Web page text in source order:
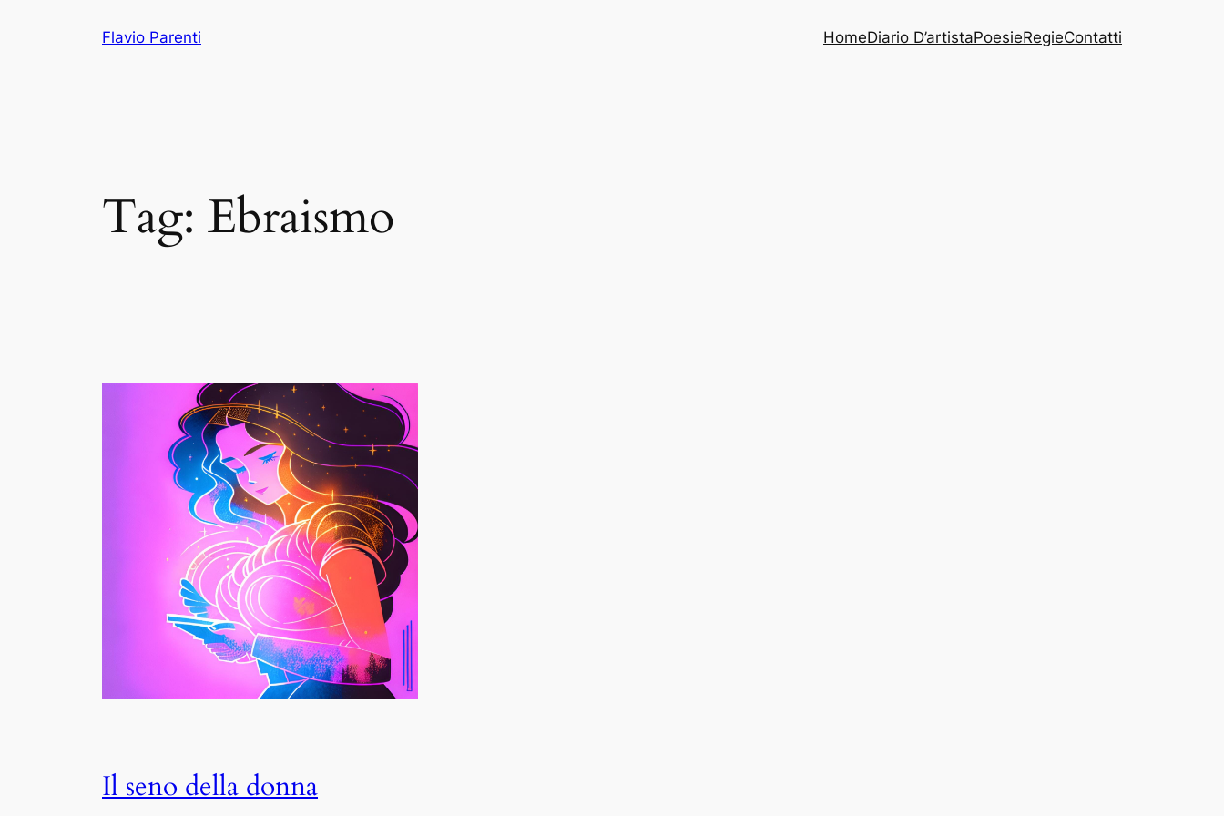
Flavio Parenti HomeDiario D’artistaPoesieRegieContatti
Tag: Ebraismo
Il seno della donna